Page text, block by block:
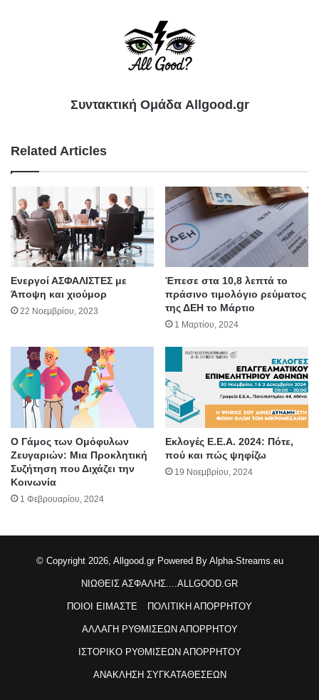
Συντακτική Ομάδα Allgood.gr
Related Articles
Ενεργοί ΑΣΦΑΛΙΣΤΕΣ με
Άποψη και χιούμορ
22 Νοεμβρίου, 2023
Έπεσε στα 10,8 λεπτά το
πράσινο τιμολόγιο ρεύματος
της ΔΕΗ το Μάρτιο
1 Μαρτίου, 2024
Ο Γάμος των Ομόφυλων
Ζευγαριών: Μια Προκλητική
Συζήτηση που Διχάζει την
Κοινωνία
1 Φεβρουαρίου, 2024
Εκλογές Ε.Ε.Α. 2024: Πότε,
πού και πώς ψηφίζω
19 Νοεμβρίου, 2024
© Copyright 2026, Allgood.gr Powered By Alpha-Streams.eu
ΝΙΩΘΕΙΣ ΑΣΦΑΛΗΣ....ALLGOOD.GR
ΠΟΙΟΙ ΕΙΜΑΣΤΕ ΠΟΛΙΤΙΚΗ ΑΠΟΡΡΗΤΟΥ
ΑΛΛΑΓΗ ΡΥΘΜΙΣΕΩΝ ΑΠΟΡΡΗΤΟΥ
ΙΣΤΟΡΙΚΟ ΡΥΘΜΙΣΕΩΝ ΑΠΟΡΡΗΤΟΥ
ΑΝΑΚΛΗΣΗ ΣΥΓΚΑΤΑΘΕΣΕΩΝ